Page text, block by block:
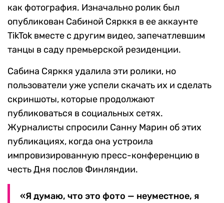
как фотография. Изначально ролик был
опубликован Сабиной Сярккя в ее аккаунте
TikTok вместе с другим видео, запечатлевшим
танцы в саду премьерской резиденции.
Сабина Сярккя удалила эти ролики, но
пользователи уже успели скачать их и сделать
скриншоты, которые продолжают
публиковаться в социальных сетях.
Журналисты спросили Санну Марин об этих
публикациях, когда она устроила
импровизированную пресс-конференцию в
честь Дня послов Финляндии.
«Я думаю, что это фото — неуместное, я